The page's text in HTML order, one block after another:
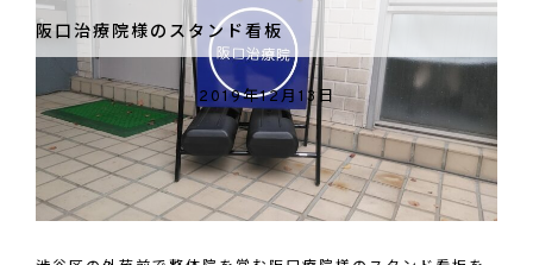
阪口治療院様のスタンド看板
2019年12月13日